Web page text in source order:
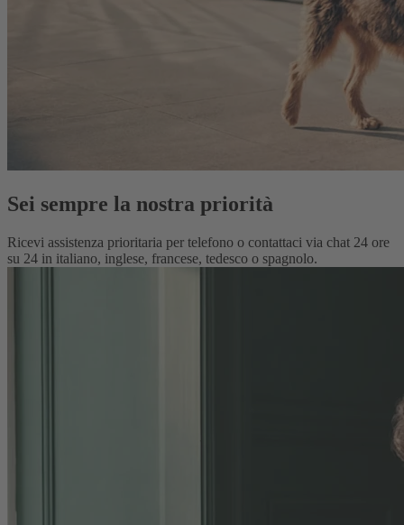
Sei sempre la nostra priorità
Ricevi assistenza prioritaria per telefono o contattaci via chat 24 ore
su 24 in italiano, inglese, francese, tedesco o spagnolo.